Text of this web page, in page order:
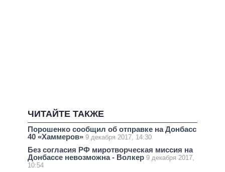
ЧИТАЙТЕ ТАКЖЕ
Порошенко сообщил об отправке на Донбасс
40 «Хаммеров» 9 декабря 2017, 14:30
Без согласия РФ миротворческая миссия на
Донбассе невозможна - Волкер 9 декабря 2017,
10:54